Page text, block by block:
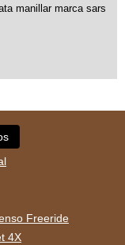
manillar marca sars
Freeride
4X